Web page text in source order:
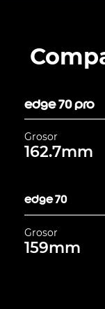
edge 70 pro
Grosor
162.7mm
edge 70
Grosor
159mm